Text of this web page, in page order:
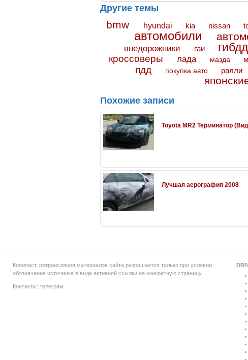
Другие темы
bmw hyundai kia nissan
автомобили
внедорожники гаи гибдд
кроссоверы лада мазда
пдд покупка авто ралли
Похожие записи
Toyota MR2 Терминатор
Лучшая аерография 2008
Копипаст, ретрансляция материалов сайта разрешается только при условии
обозначения источника в виде активной ссылки на конкретную страницу.
Контакты: телеграм